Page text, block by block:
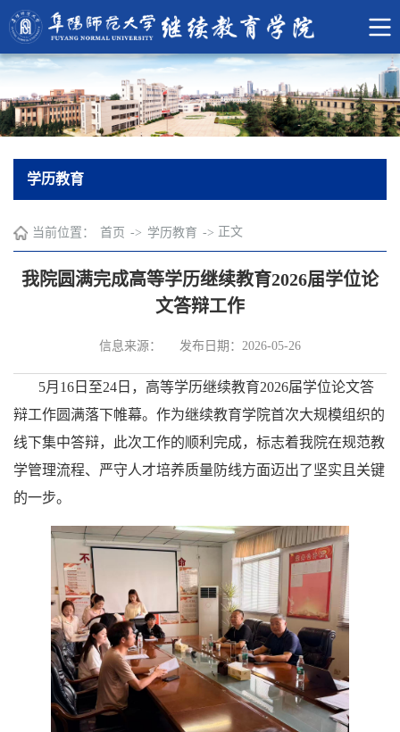
学历教育
当前位置： 首页 -> 学历教育 -> 正文
我院圆满完成高等学历继续教育2026届学位论
文答辩工作
信息来源： 发布日期：2026-05-26
5月16日至24日，高等学历继续教育2026届学位论文答
辩工作圆满落下帷幕。作为继续教育学院首次大规模组织的
线下集中答辩，此次工作的顺利完成，标志着我院在规范教
学管理流程、严守人才培养质量防线方面迈出了坚实且关键
的一步。